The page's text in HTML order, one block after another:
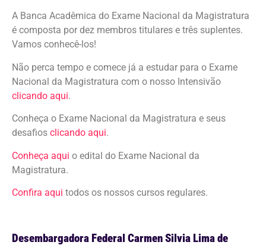
A Banca Acadêmica do Exame Nacional da Magistratura
é composta por dez membros titulares e três suplentes.
Vamos conhecê-los!
Não perca tempo e comece já a estudar para o Exame
Nacional da Magistratura com o nosso Intensivão
clicando aqui.
Conheça o Exame Nacional da Magistratura e seus
desafios clicando aqui.
Conheça aqui o edital do Exame Nacional da
Magistratura.
Confira aqui todos os nossos cursos regulares.
Desembargadora Federal Carmen Silvia Lima de